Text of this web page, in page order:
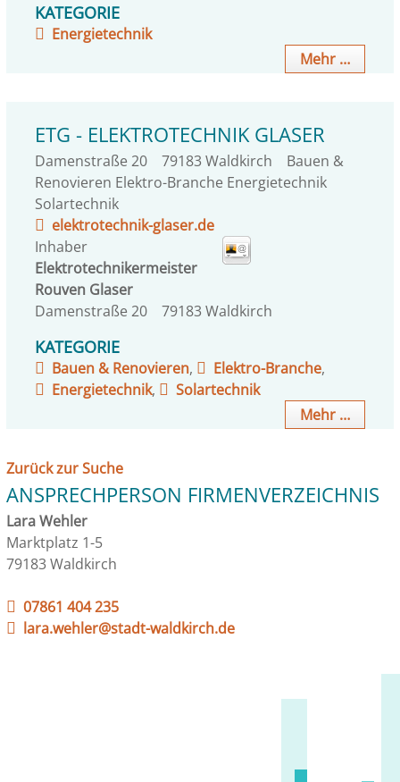
KATEGORIE
Energietechnik
Mehr …
ETG - ELEKTROTECHNIK GLASER
Damenstraße 20 79183Waldkirch
Bauen &
Renovieren Elektro-Branche Energietechnik
Solartechnik
elektrotechnik-glaser.de
Inhaber
Elektrotechnikermeister
Rouven Glaser
Damenstraße 20
79183Waldkirch
KATEGORIE
Bauen & Renovieren, Elektro-Branche,
Energietechnik,
Solartechnik
Mehr …
Zurück zur Suche
ANSPRECHPERSON FIRMENVERZEICHNIS
Lara Wehler
Marktplatz 1-5
79183 Waldkirch
07861 404 235
lara.wehler@stadt-waldkirch.de